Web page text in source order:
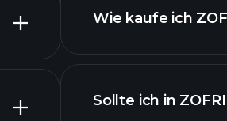
Wie kaufe ich
Sollte ich in